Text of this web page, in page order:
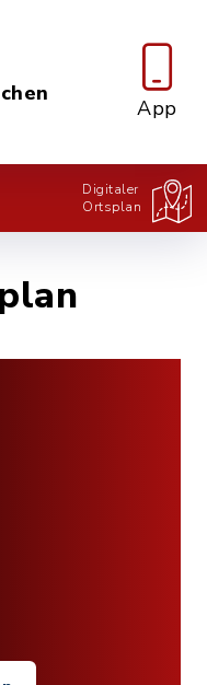
App
Digitaler
Ortsplan